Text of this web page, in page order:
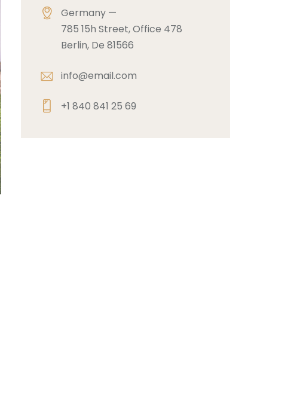
Germany —
785 15h Street, Office 478
Berlin, De 81566
info@email.com
+1 840 841 25 69